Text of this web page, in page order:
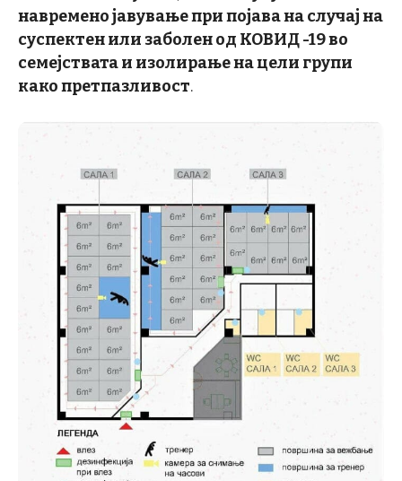
навремено јавување при појава на случај на
суспектен или заболен од КОВИД -19 во
семејствата и изолирање на цели групи
како претпазливост.